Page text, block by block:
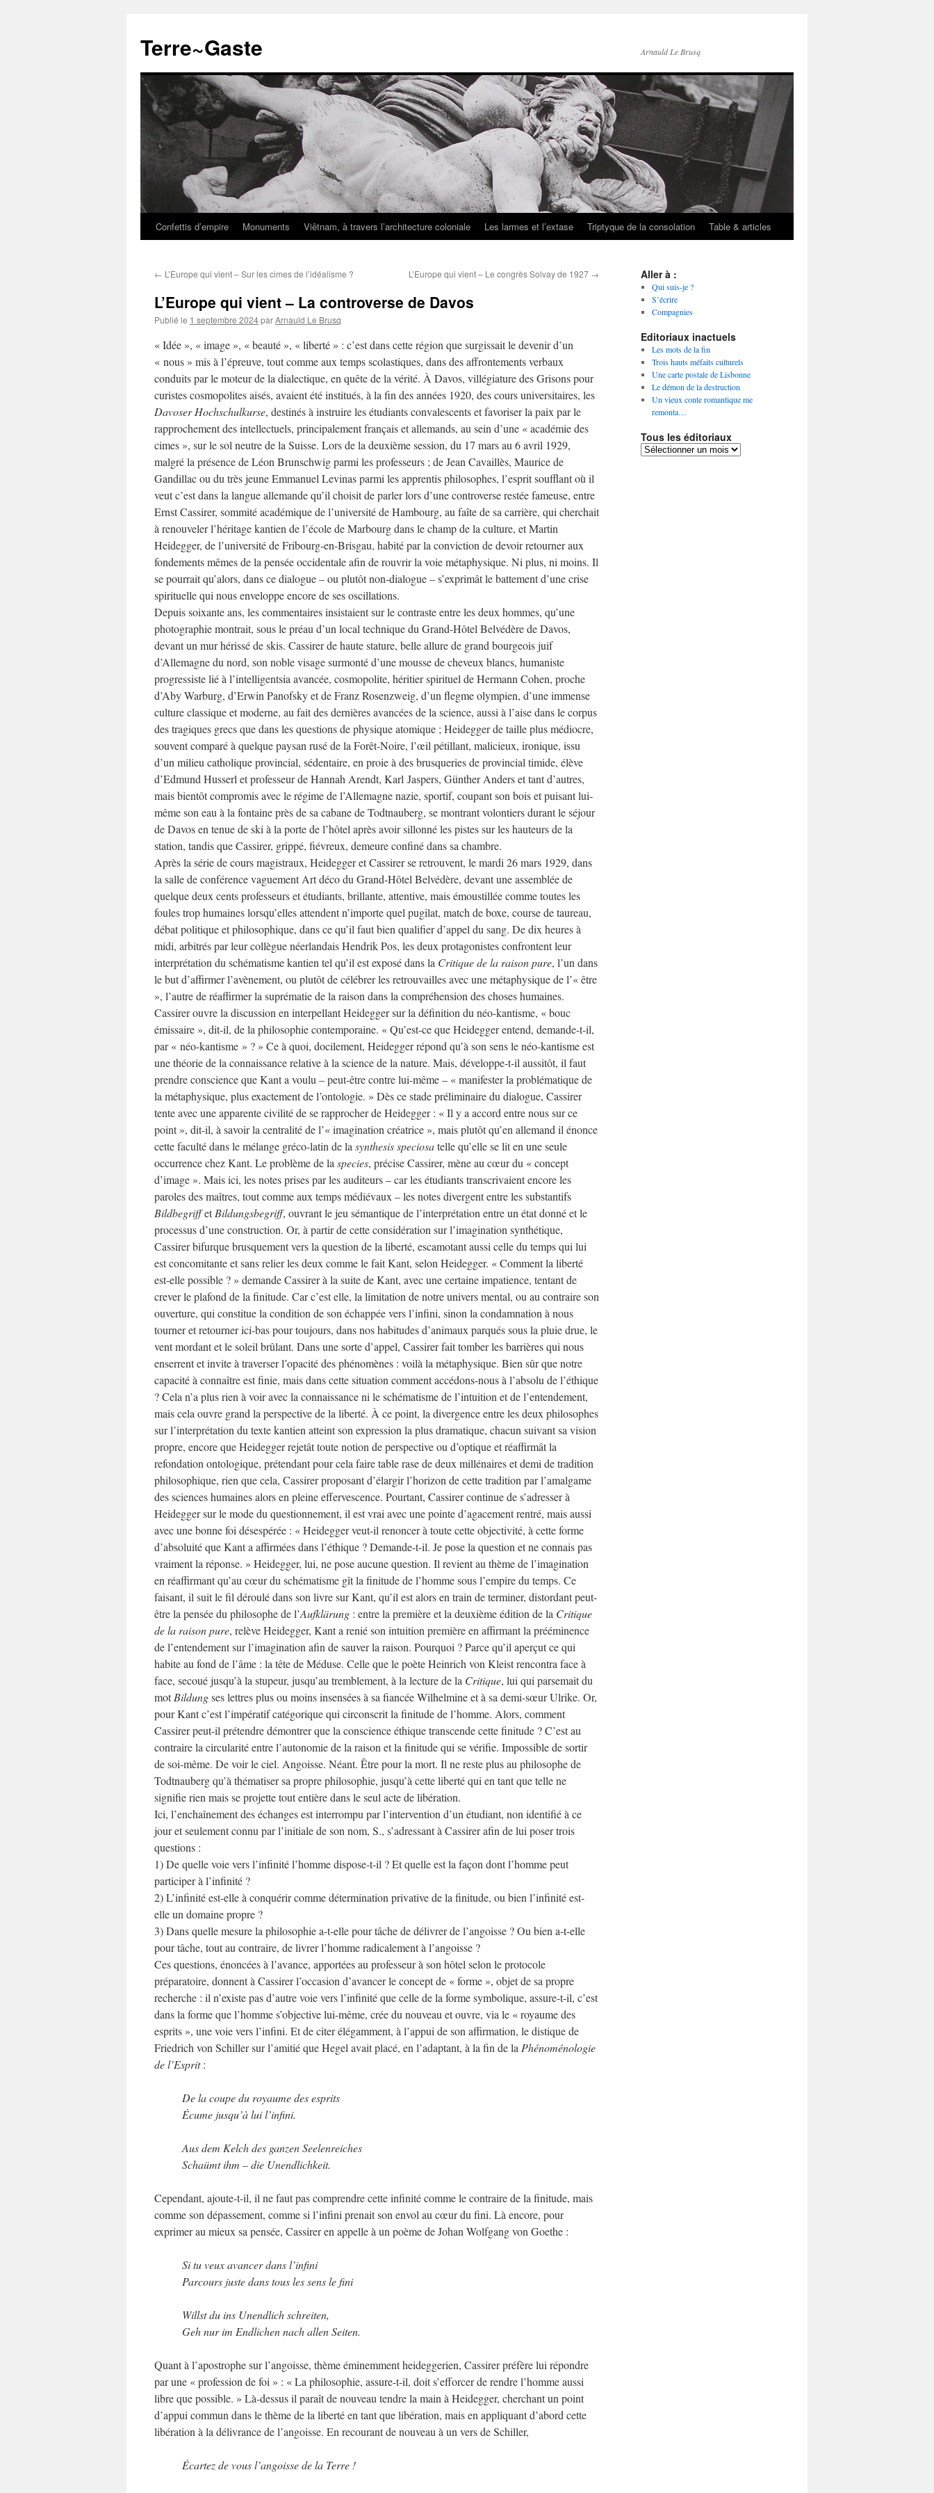
contenu
Terre~Gaste Arnauld Le Brusq
Confettis d’empire Monuments Viêtnam, à travers l’architecture coloniale Les larmes et l’extase Triptyque de la consolation Table & articles
← L’Europe qui vient – Sur les cimes de l’idéalisme ? L’Europe qui vient – Le congrès Solvay de 1927 →
L’Europe qui vient – La controverse de Davos
Publié le 1 septembre 2024parArnauld Le Brusq
« Idée », « image », « beauté », « liberté » : c’est dans cette région que surgissait le devenir d’un
« nous » mis à l’épreuve, tout comme aux temps scolastiques, dans des affrontements verbaux
conduits par le moteur de la dialectique, en quête de la vérité. À Davos, villégiature des Grisons pour
curistes cosmopolites aisés, avaient été institués, à la fin des années 1920, des cours universitaires, les
Davoser Hochschulkurse, destinés à instruire les étudiants convalescents et favoriser la paix par le
rapprochement des intellectuels, principalement français et allemands, au sein d’une « académie des
cimes », sur le sol neutre de la Suisse. Lors de la deuxième session, du 17 mars au 6 avril 1929,
malgré la présence de Léon Brunschwig parmi les professeurs ; de Jean Cavaillès, Maurice de
Gandillac ou du très jeune Emmanuel Levinas parmi les apprentis philosophes, l’esprit soufflant où il
veut c’est dans la langue allemande qu’il choisit de parler lors d’une controverse restée fameuse, entre
Ernst Cassirer, sommité académique de l’université de Hambourg, au faîte de sa carrière, qui cherchait
à renouveler l’héritage kantien de l’école de Marbourg dans le champ de la culture, et Martin
Heidegger, de l’université de Fribourg-en-Brisgau, habité par la conviction de devoir retourner aux
fondements mêmes de la pensée occidentale afin de rouvrir la voie métaphysique. Ni plus, ni moins. Il
se pourrait qu’alors, dans ce dialogue – ou plutôt non-dialogue – s’exprimât le battement d’une crise
spirituelle qui nous enveloppe encore de ses oscillations.
Depuis soixante ans, les commentaires insistaient sur le contraste entre les deux hommes, qu’une
photographie montrait, sous le préau d’un local technique du Grand-Hôtel Belvédère de Davos,
devant un mur hérissé de skis. Cassirer de haute stature, belle allure de grand bourgeois juif
d’Allemagne du nord, son noble visage surmonté d’une mousse de cheveux blancs, humaniste
progressiste lié à l’intelligentsia avancée, cosmopolite, héritier spirituel de Hermann Cohen, proche
d’Aby Warburg, d’Erwin Panofsky et de Franz Rosenzweig, d’un flegme olympien, d’une immense
culture classique et moderne, au fait des dernières avancées de la science, aussi à l’aise dans le corpus
des tragiques grecs que dans les questions de physique atomique ; Heidegger de taille plus médiocre,
souvent comparé à quelque paysan rusé de la Forêt-Noire, l’œil pétillant, malicieux, ironique, issu
d’un milieu catholique provincial, sédentaire, en proie à des brusqueries de provincial timide, élève
d’Edmund Husserl et professeur de Hannah Arendt, Karl Jaspers, Günther Anders et tant d’autres,
mais bientôt compromis avec le régime de l’Allemagne nazie, sportif, coupant son bois et puisant lui-
même son eau à la fontaine près de sa cabane de Todtnauberg, se montrant volontiers durant le séjour
de Davos en tenue de ski à la porte de l’hôtel après avoir sillonné les pistes sur les hauteurs de la
station, tandis que Cassirer, grippé, fiévreux, demeure confiné dans sa chambre.
Après la série de cours magistraux, Heidegger et Cassirer se retrouvent, le mardi 26 mars 1929, dans
la salle de conférence vaguement Art déco du Grand-Hôtel Belvédère, devant une assemblée de
quelque deux cents professeurs et étudiants, brillante, attentive, mais émoustillée comme toutes les
foules trop humaines lorsqu’elles attendent n’importe quel pugilat, match de boxe, course de taureau,
débat politique et philosophique, dans ce qu’il faut bien qualifier d’appel du sang. De dix heures à
midi, arbitrés par leur collègue néerlandais Hendrik Pos, les deux protagonistes confrontent leur
interprétation du schématisme kantien tel qu’il est exposé dans la Critique de la raison pure, l’un dans
le but d’affirmer l’avènement, ou plutôt de célébrer les retrouvailles avec une métaphysique de l’« être
», l’autre de réaffirmer la suprématie de la raison dans la compréhension des choses humaines.
Cassirer ouvre la discussion en interpellant Heidegger sur la définition du néo-kantisme, « bouc
émissaire », dit-il, de la philosophie contemporaine. « Qu’est-ce que Heidegger entend, demande-t-il,
par « néo-kantisme » ? » Ce à quoi, docilement, Heidegger répond qu’à son sens le néo-kantisme est
une théorie de la connaissance relative à la science de la nature. Mais, développe-t-il aussitôt, il faut
prendre conscience que Kant a voulu – peut-être contre lui-même – « manifester la problématique de
la métaphysique, plus exactement de l’ontologie. » Dès ce stade préliminaire du dialogue, Cassirer
tente avec une apparente civilité de se rapprocher de Heidegger : « Il y a accord entre nous sur ce
point », dit-il, à savoir la centralité de l’« imagination créatrice », mais plutôt qu’en allemand il énonce
cette faculté dans le mélange gréco-latin de la synthesis speciosatelle qu’elle se lit en une seule
occurrence chez Kant. Le problème de la species, précise Cassirer, mène au cœur du « concept
d’image ». Mais ici, les notes prises par les auditeurs – car les étudiants transcrivaient encore les
paroles des maîtres, tout comme aux temps médiévaux – les notes divergent entre les substantifs
BildbegriffetBildungsbegriff, ouvrant le jeu sémantique de l’interprétation entre un état donné et le
processus d’une construction. Or, à partir de cette considération sur l’imagination synthétique,
Cassirer bifurque brusquement vers la question de la liberté, escamotant aussi celle du temps qui lui
est concomitante et sans relier les deux comme le fait Kant, selon Heidegger. « Comment la liberté
est-elle possible ? » demande Cassirer à la suite de Kant, avec une certaine impatience, tentant de
crever le plafond de la finitude. Car c’est elle, la limitation de notre univers mental, ou au contraire son
ouverture, qui constitue la condition de son échappée vers l’infini, sinon la condamnation à nous
tourner et retourner ici-bas pour toujours, dans nos habitudes d’animaux parqués sous la pluie drue, le
vent mordant et le soleil brûlant. Dans une sorte d’appel, Cassirer fait tomber les barrières qui nous
enserrent et invite à traverser l’opacité des phénomènes : voilà la métaphysique. Bien sûr que notre
capacité à connaître est finie, mais dans cette situation comment accédons-nous à l’absolu de l’éthique
? Cela n’a plus rien à voir avec la connaissance ni le schématisme de l’intuition et de l’entendement,
mais cela ouvre grand la perspective de la liberté. À ce point, la divergence entre les deux philosophes
sur l’interprétation du texte kantien atteint son expression la plus dramatique, chacun suivant sa vision
propre, encore que Heidegger rejetât toute notion de perspective ou d’optique et réaffirmât la
refondation ontologique, prétendant pour cela faire table rase de deux millénaires et demi de tradition
philosophique, rien que cela, Cassirer proposant d’élargir l’horizon de cette tradition par l’amalgame
des sciences humaines alors en pleine effervescence. Pourtant, Cassirer continue de s’adresser à
Heidegger sur le mode du questionnement, il est vrai avec une pointe d’agacement rentré, mais aussi
avec une bonne foi désespérée : « Heidegger veut-il renoncer à toute cette objectivité, à cette forme
d’absoluité que Kant a affirmées dans l’éthique ? Demande-t-il. Je pose la question et ne connais pas
vraiment la réponse. » Heidegger, lui, ne pose aucune question. Il revient au thème de l’imagination
en réaffirmant qu’au cœur du schématisme gît la finitude de l’homme sous l’empire du temps. Ce
faisant, il suit le fil déroulé dans son livre sur Kant, qu’il est alors en train de terminer, distordant peut-
être la pensée du philosophe de l’Aufklärung : entre la première et la deuxième édition de la Critique
de la raison pure, relève Heidegger, Kant a renié son intuition première en affirmant la prééminence
de l’entendement sur l’imagination afin de sauver la raison. Pourquoi ? Parce qu’il aperçut ce qui
habite au fond de l’âme : la tête de Méduse. Celle que le poète Heinrich von Kleist rencontra face à
face, secoué jusqu’à la stupeur, jusqu’au tremblement, à la lecture de la Critique, lui qui parsemait du
motBildungses lettres plus ou moins insensées à sa fiancée Wilhelmine et à sa demi-sœur Ulrike. Or,
pour Kant c’est l’impératif catégorique qui circonscrit la finitude de l’homme. Alors, comment
Cassirer peut-il prétendre démontrer que la conscience éthique transcende cette finitude ? C’est au
contraire la circularité entre l’autonomie de la raison et la finitude qui se vérifie. Impossible de sortir
de soi-même. De voir le ciel. Angoisse. Néant. Être pour la mort. Il ne reste plus au philosophe de
Todtnauberg qu’à thématiser sa propre philosophie, jusqu’à cette liberté qui en tant que telle ne
signifie rien mais se projette tout entière dans le seul acte de libération.
Ici, l’enchaînement des échanges est interrompu par l’intervention d’un étudiant, non identifié à ce
jour et seulement connu par l’initiale de son nom, S., s’adressant à Cassirer afin de lui poser trois
questions :
1) De quelle voie vers l’infinité l’homme dispose-t-il ? Et quelle est la façon dont l’homme peut
participer à l’infinité ?
2) L’infinité est-elle à conquérir comme détermination privative de la finitude, ou bien l’infinité est-
elle un domaine propre ?
3) Dans quelle mesure la philosophie a-t-elle pour tâche de délivrer de l’angoisse ? Ou bien a-t-elle
pour tâche, tout au contraire, de livrer l’homme radicalement à l’angoisse ?
Ces questions, énoncées à l’avance, apportées au professeur à son hôtel selon le protocole
préparatoire, donnent à Cassirer l’occasion d’avancer le concept de « forme », objet de sa propre
recherche : il n’existe pas d’autre voie vers l’infinité que celle de la forme symbolique, assure-t-il, c’est
dans la forme que l’homme s’objective lui-même, crée du nouveau et ouvre, via le « royaume des
esprits », une voie vers l’infini. Et de citer élégamment, à l’appui de son affirmation, le distique de
Friedrich von Schiller sur l’amitié que Hegel avait placé, en l’adaptant, à la fin de la Phénoménologie
de l’Esprit:
De la coupe du royaume des esprits
Écume jusqu’à lui l’infini.
Aus dem Kelch des ganzen Seelenreiches
Schaümt ihm – die Unendlichkeit.
Cependant, ajoute-t-il, il ne faut pas comprendre cette infinité comme le contraire de la finitude, mais
comme son dépassement, comme si l’infini prenait son envol au cœur du fini. Là encore, pour
exprimer au mieux sa pensée, Cassirer en appelle à un poème de Johan Wolfgang von Goethe :
Si tu veux avancer dans l’infini
Parcours juste dans tous les sens le fini
Willst du ins Unendlich schreiten,
Geh nur im Endlichen nach allen Seiten.
Quant à l’apostrophe sur l’angoisse, thème éminemment heideggerien, Cassirer préfère lui répondre
par une « profession de foi » : « La philosophie, assure-t-il, doit s’efforcer de rendre l’homme aussi
libre que possible. » Là-dessus il paraît de nouveau tendre la main à Heidegger, cherchant un point
d’appui commun dans le thème de la liberté en tant que libération, mais en appliquant d’abord cette
libération à la délivrance de l’angoisse. En recourant de nouveau à un vers de Schiller,
Écartez de vous l’angoisse de la Terre !
Aller à :
Qui suis-je ?
S’écrire
Compagnies
Editoriaux inactuels
Les mots de la fin
Trois hauts méfaits culturels
Une carte postale de Lisbonne
Le démon de la destruction
Un vieux conte romantique me
remonta…
Tous les éditoriaux
Tous